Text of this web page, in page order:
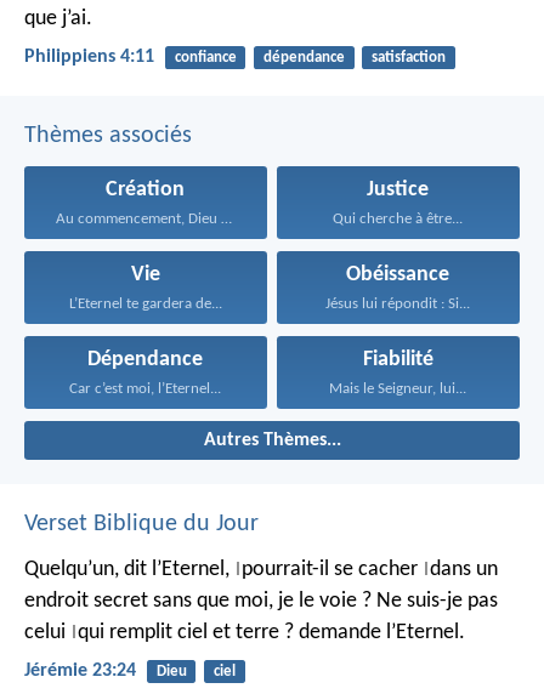
que j’ai.
Philippiens 4:11 confiance dépendance satisfaction
Thèmes associés
Création
Au commencement, Dieu créa...
Justice
Qui cherche à être...
Vie
L’Eternel te gardera de...
Obéissance
Jésus lui répondit : Si...
Dépendance
Car c’est moi, l’Eternel...
Fiabilité
Mais le Seigneur, lui...
Autres Thèmes...
Verset Biblique du Jour
Quelqu’un, dit l’Eternel, pourrait-il se cacher dans un
endroit secret sans que moi, je le voie ? Ne suis-je pas
celui qui remplit ciel et terre ? demande l’Eternel.
Jérémie 23:24 Dieu ciel